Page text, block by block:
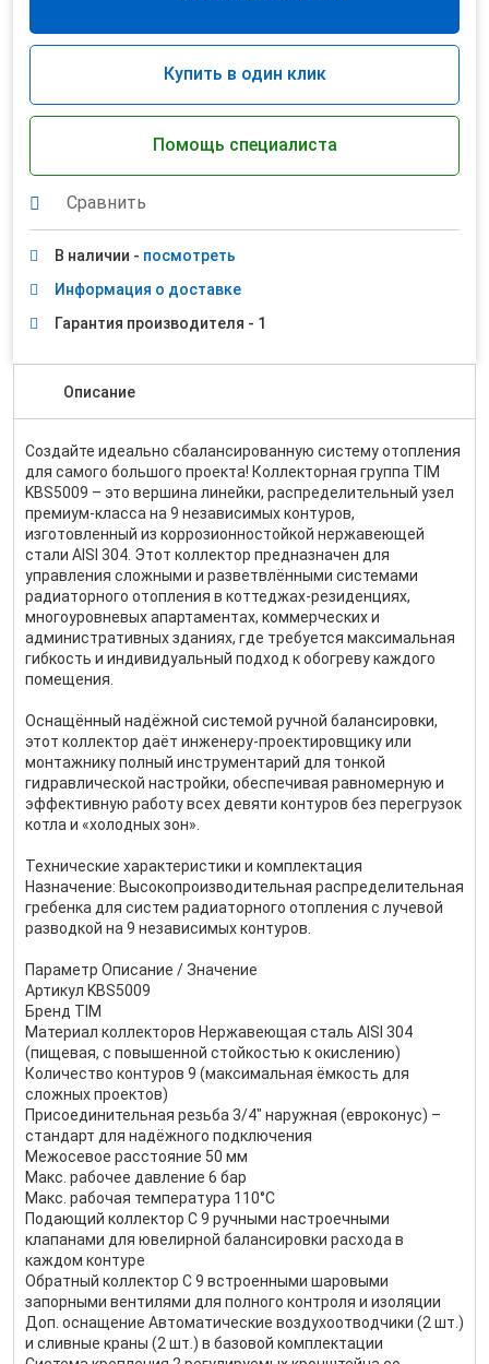
Купить в один клик
Помощь специалиста
Сравнить
В наличии - посмотреть
Информация о доставке
Гарантия производителя - 1
Описание
Создайте идеально сбалансированную систему отопления
для самого большого проекта! Коллекторная группа TIM
KBS5009 – это вершина линейки, распределительный узел
премиум-класса на 9 независимых контуров,
изготовленный из коррозионностойкой нержавеющей
стали AISI 304. Этот коллектор предназначен для
управления сложными и разветвлёнными системами
радиаторного отопления в коттеджах-резиденциях,
многоуровневых апартаментах, коммерческих и
административных зданиях, где требуется максимальная
гибкость и индивидуальный подход к обогреву каждого
помещения.
Оснащённый надёжной системой ручной балансировки,
этот коллектор даёт инженеру-проектировщику или
монтажнику полный инструментарий для тонкой
гидравлической настройки, обеспечивая равномерную и
эффективную работу всех девяти контуров без перегрузок
котла и «холодных зон».
Технические характеристики и комплектация
Назначение: Высокопроизводительная распределительная
гребенка для систем радиаторного отопления с лучевой
разводкой на 9 независимых контуров.
Параметр Описание / Значение
Артикул KBS5009
Бренд TIM
Материал коллекторов Нержавеющая сталь AISI 304
(пищевая, с повышенной стойкостью к окислению)
Количество контуров 9 (максимальная ёмкость для
сложных проектов)
Присоединительная резьба 3/4" наружная (евроконус) –
стандарт для надёжного подключения
Межосевое расстояние 50 мм
Макс. рабочее давление 6 бар
Макс. рабочая температура 110°C
Подающий коллектор С 9 ручными настроечными
клапанами для ювелирной балансировки расхода в
каждом контуре
Обратный коллектор С 9 встроенными шаровыми
запорными вентилями для полного контроля и изоляции
Доп. оснащение Автоматические воздухоотводчики (2 шт.)
и сливные краны (2 шт.) в базовой комплектации